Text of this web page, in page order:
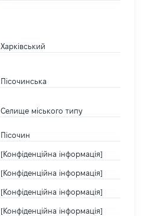
Харківський
Пісочинська
Селище міського типу
Пісочин
[Конфіденційна інформація]
[Конфіденційна інформація]
[Конфіденційна інформація]
[Конфіденційна інформація]